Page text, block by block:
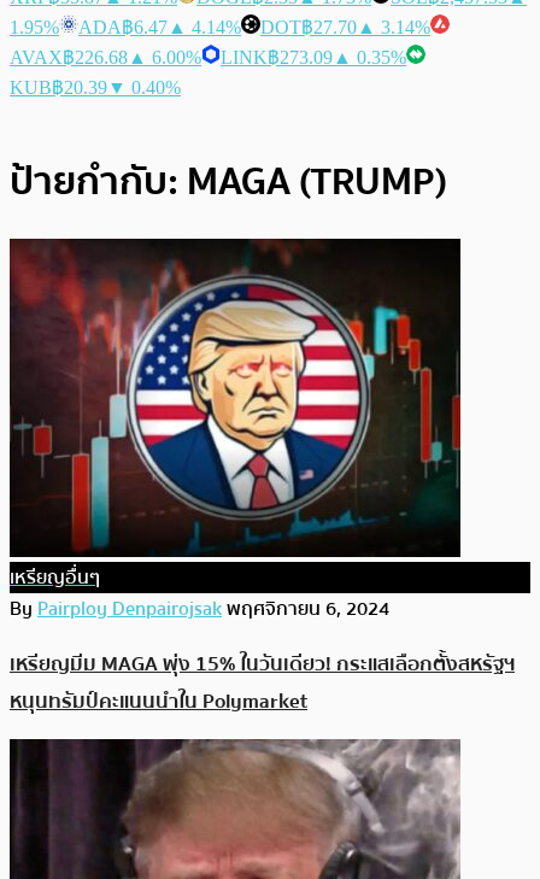
1.95%
ADA฿6.47 ▲ 4.14% DOT฿27.70 ▲ 3.14%
AVAX฿226.68 ▲ 6.00% LINK฿273.09 ▲ 0.35%
KUB฿20.39▼ 0.40%
ป้ายกำกับ: MAGA (TRUMP)
เหรียญอื่นๆ
ByPairploy Denpairojsakพฤศจิกายน 6, 2024
เหรียญมีม MAGA พุ่ง 15% ในวันเดียว! กระแสเลือกตั้งสหรัฐฯ
หนุนทรัมป์คะแนนนำใน Polymarket